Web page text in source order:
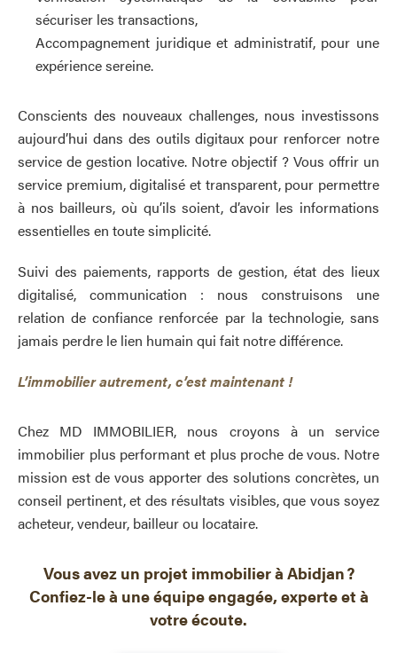
sécuriser les transactions,
Accompagnement juridique et administratif, pour une
expérience sereine.
Conscients des nouveaux challenges, nous investissons
aujourd’hui dans des outils digitaux pour renforcer notre
service de gestion locative. Notre objectif ? Vous offrir un
service premium, digitalisé et transparent, pour permettre
à nos bailleurs, où qu’ils soient, d’avoir les informations
essentielles en toute simplicité.
Suivi des paiements, rapports de gestion, état des lieux
digitalisé, communication : nous construisons une
relation de confiance renforcée par la technologie, sans
jamais perdre le lien humain qui fait notre différence.
L’immobilier autrement, c’est maintenant !
Chez MD IMMOBILIER, nous croyons à un service
immobilier plus performant et plus proche de vous. Notre
mission est de vous apporter des solutions concrètes, un
conseil pertinent, et des résultats visibles, que vous soyez
acheteur, vendeur, bailleur ou locataire.
Vous avez un projet immobilier à Abidjan ?
Confiez-le à une équipe engagée, experte et à
votre écoute.